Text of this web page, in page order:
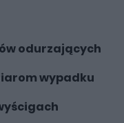
odurzających
wypadku